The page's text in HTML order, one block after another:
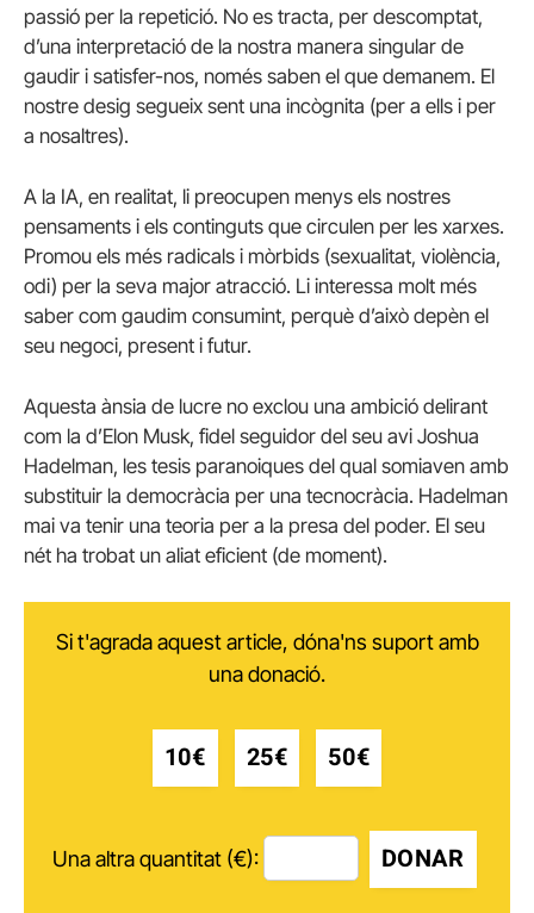
passió per la repetició. No es tracta, per descomptat,
d’una interpretació de la nostra manera singular de
gaudir i satisfer-nos, només saben el que demanem. El
nostre desig segueix sent una incògnita (per a ells i per
a nosaltres).
A la IA, en realitat, li preocupen menys els nostres
pensaments i els continguts que circulen per les xarxes.
Promou els més radicals i mòrbids (sexualitat, violència,
odi) per la seva major atracció. Li interessa molt més
saber com gaudim consumint, perquè d’això depèn el
seu negoci, present i futur.
Aquesta ànsia de lucre no exclou una ambició delirant
com la d’Elon Musk, fidel seguidor del seu avi Joshua
Hadelman, les tesis paranoiques del qual somiaven amb
substituir la democràcia per una tecnocràcia. Hadelman
mai va tenir una teoria per a la presa del poder. El seu
nét ha trobat un aliat eficient (de moment).
Si t'agrada aquest article, dóna'ns suport amb
una donació.
10€ 25€ 50€
Una altra quantitat (€): DONAR